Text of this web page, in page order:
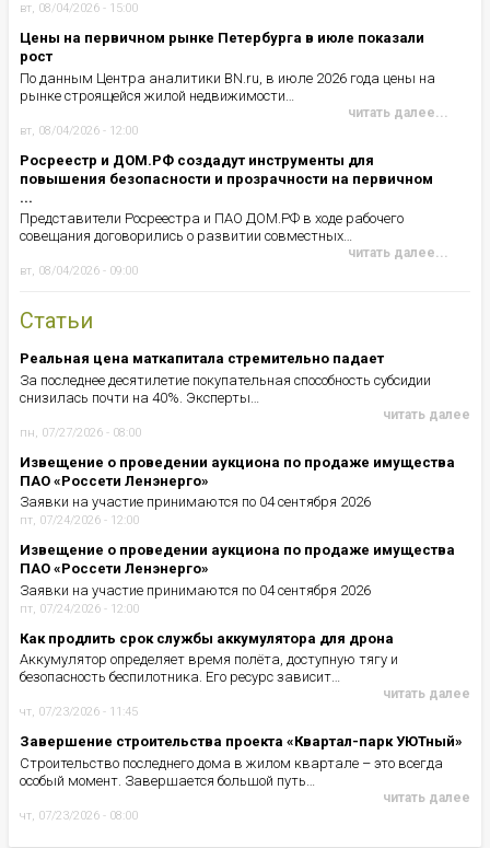
вт, 08/04/2026 - 15:00
Цены на первичном рынке Петербурга в июле показали
рост
По данным Центра аналитики BN.ru, в июле 2026 года цены на
рынке строящейся жилой недвижимости…
читать далее...
вт, 08/04/2026 - 12:00
Росреестр и ДОМ.РФ создадут инструменты для
повышения безопасности и прозрачности на первичном
...
Представители Росреестра и ПАО ДОМ.РФ в ходе рабочего
совещания договорились о развитии совместных…
читать далее...
вт, 08/04/2026 - 09:00
Статьи
Реальная цена маткапитала стремительно падает
За последнее десятилетие покупательная способность субсидии
снизилась почти на 40%. Эксперты…
читать далее
пн, 07/27/2026 - 08:00
Извещение о проведении аукциона по продаже имущества
ПАО «Россети Ленэнерго»
Заявки на участие принимаются по 04 сентября 2026
пт, 07/24/2026 - 12:00
Извещение о проведении аукциона по продаже имущества
ПАО «Россети Ленэнерго»
Заявки на участие принимаются по 04 сентября 2026
пт, 07/24/2026 - 12:00
Как продлить срок службы аккумулятора для дрона
Аккумулятор определяет время полёта, доступную тягу и
безопасность беспилотника. Его ресурс зависит…
читать далее
чт, 07/23/2026 - 11:45
Завершение строительства проекта «Квартал-парк УЮТный»
Строительство последнего дома в жилом квартале – это всегда
особый момент. Завершается большой путь…
читать далее
чт, 07/23/2026 - 08:00